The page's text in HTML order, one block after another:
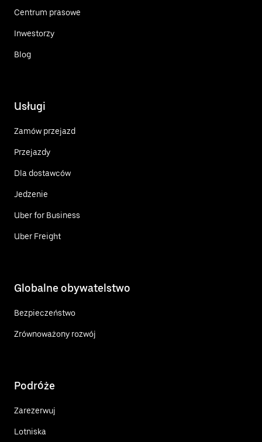
Centrum prasowe
Inwestorzy
Blog
Usługi
Zamów przejazd
Przejazdy
Dla dostawców
Jedzenie
Uber for Business
Uber Freight
Globalne obywatelstwo
Bezpieczeństwo
Zrównoważony rozwój
Podróże
Zarezerwuj
Lotniska